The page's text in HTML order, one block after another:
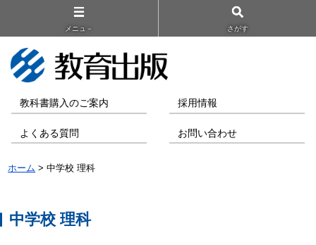
メニュ－ さがす
教科書購入のご案内 採用情報
よくある質問 お問い合わせ
ホーム > 中学校 理科
中学校 理科